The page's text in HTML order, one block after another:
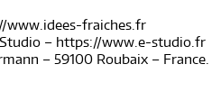
www.idees-fraiches.fr
– https://www.e-studio.fr
– 59100 Roubaix – France.